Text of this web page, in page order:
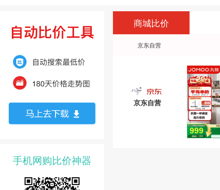
手机网购比价神器
商城比价
京东自营
京东自营